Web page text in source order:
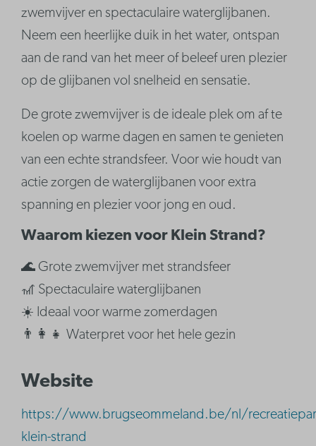
zwemvijver en spectaculaire waterglijbanen.
Neem een heerlijke duik in het water, ontspan
aan de rand van het meer of beleef uren plezier
op de glijbanen vol snelheid en sensatie.
De grote zwemvijver is de ideale plek om af te
koelen op warme dagen en samen te genieten
van een echte strandsfeer. Voor wie houdt van
actie zorgen de waterglijbanen voor extra
spanning en plezier voor jong en oud.
Waarom kiezen voor Klein Strand?
🌊 Grote zwemvijver met strandsfeer
🎢 Spectaculaire waterglijbanen
☀️ Ideaal voor warme zomerdagen
👨‍👩‍👧 Waterpret voor het hele gezin
Website
https://www.brugseommeland.be/nl/
klein-strand